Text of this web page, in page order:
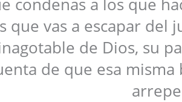
que vas a escapar del
de Dios, su
de que esa